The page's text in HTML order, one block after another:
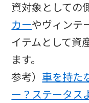
資対象としての
カーやヴィンテ
イテムとして資
ます。
参考）車を持た
ー？ステータス